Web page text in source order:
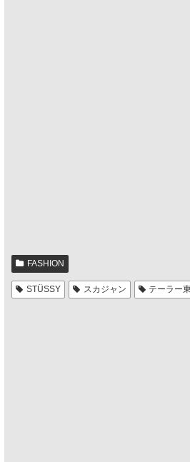
FASHION
STÜSSY スカジャン テーラー